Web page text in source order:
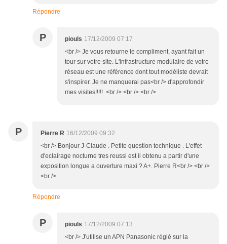
Répondre
P piouls 17/12/2009 07:17
<br /> Je vous retourne le compliment, ayant fait un
tour sur votre site. L'infrastructure modulaire de votre
réseau est une référence dont tout modéliste devrait
s'inspirer. Je ne manquerai pas<br /> d'approfondir
mes visites!!!!! <br /> <br /> <br />
P Pierre R 16/12/2009 09:32
<br /> Bonjour J-Claude . Petite question technique . L'effet
d'eclairage nocturne tres reussi est il obtenu a partir d'une
exposition longue a ouverture maxi ? A+. Pierre R<br /> <br />
<br />
Répondre
P piouls 17/12/2009 07:13
<br /> J'utilise un APN Panasonic réglé sur la